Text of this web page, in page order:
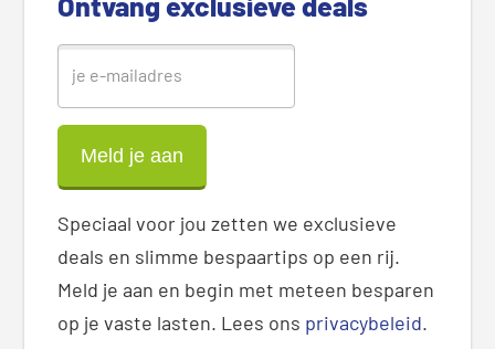
Speciaal voor jou zetten we exclusieve
deals en slimme bespaartips op een rij.
Meld je aan en begin met meteen besparen
op je vaste lasten. Lees ons privacybeleid.